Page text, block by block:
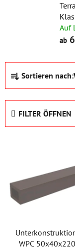
Auf
ab
o
Sortieren nach:
FILTER ÖFFNEN
e
WPC